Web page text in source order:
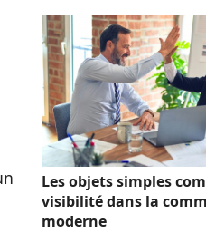
Les objets simples
visibilité dans la
moderne